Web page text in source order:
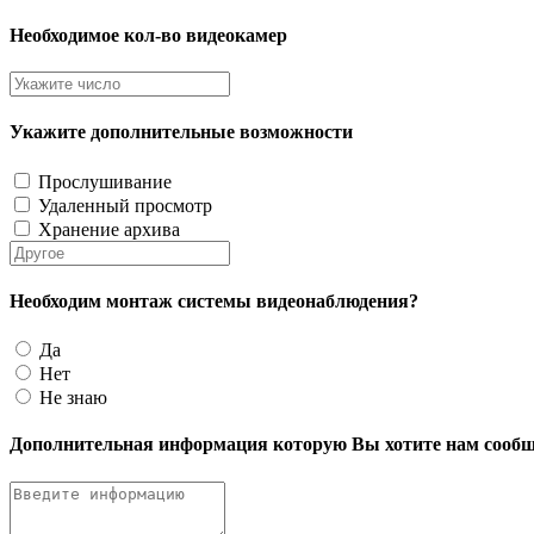
Необходимое кол-во видеокамер
Укажите дополнительные возможности
Прослушивание
Удаленный просмотр
Хранение архива
Необходим монтаж системы видеонаблюдения?
Да
Нет
Не знаю
Дополнительная информация которую Вы хотите нам